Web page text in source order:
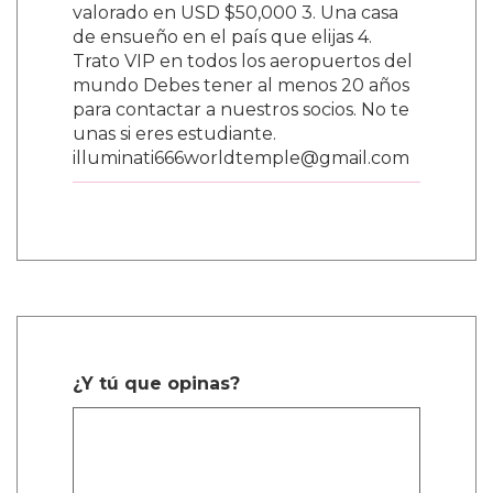
valorado en USD $50,000 3. Una casa
de ensueño en el país que elijas 4.
Trato VIP en todos los aeropuertos del
mundo Debes tener al menos 20 años
para contactar a nuestros socios. No te
unas si eres estudiante.
illuminati666worldtemple@gmail.com
¿Y tú que opinas?